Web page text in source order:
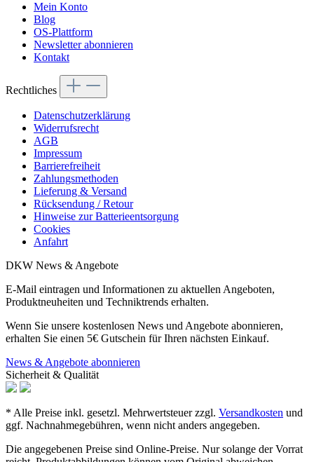
Mein Konto
Blog
OS-Plattform
Newsletter abonnieren
Kontakt
Rechtliches
Datenschutzerklärung
Widerrufsrecht
AGB
Impressum
Barrierefreiheit
Zahlungsmethoden
Lieferung & Versand
Rücksendung / Retour
Hinweise zur Batterieentsorgung
Cookies
Anfahrt
DKW News & Angebote
E-Mail eintragen und Informationen zu aktuellen Angeboten,
Produktneuheiten und Techniktrends erhalten.
Wenn Sie unsere kostenlosen News und Angebote abonnieren,
erhalten Sie einen 5€ Gutschein für Ihren nächsten Einkauf.
News & Angebote abonnieren
Sicherheit & Qualität
* Alle Preise inkl. gesetzl. Mehrwertsteuer zzgl. Versandkosten und
ggf. Nachnahmegebühren, wenn nicht anders angegeben.
Die angegebenen Preise sind Online-Preise. Nur solange der Vorrat